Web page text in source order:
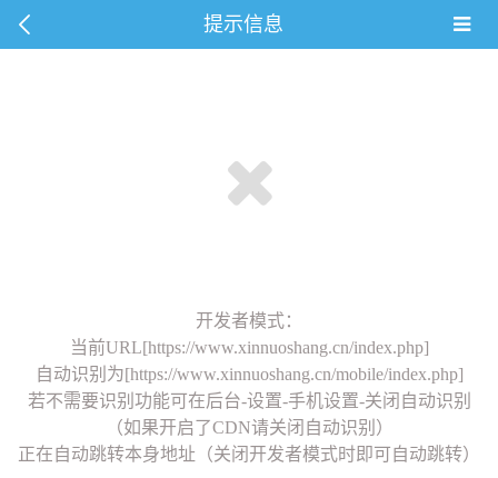
提示信息
开发者模式：
当前URL[https://www.xinnuoshang.cn/index.php]
自动识别为[https://www.xinnuoshang.cn/mobile/index.php]
若不需要识别功能可在后台-设置-手机设置-关闭自动识别
（如果开启了CDN请关闭自动识别）
正在自动跳转本身地址（关闭开发者模式时即可自动跳转）